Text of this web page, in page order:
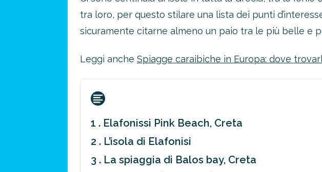
tra loro, per questo stilare una lista dei punti
sicuramente citarne almeno un paio tra le più belle e
Leggi anche Spiagge caraibiche in Europa: dove
1 . Elafonissi Pink Beach, Creta
2 . L’isola di Elafonisi
3 . La spiaggia di Balos bay, Creta